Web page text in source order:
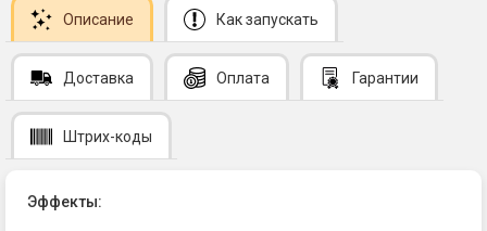
Описание Как запускать
Доставка Оплата Гарантии
Штрих-коды
Эффекты: